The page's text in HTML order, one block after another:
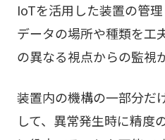
IoTを活用した装置の管
データの場所や種類を工
の異なる視点からの監視
装置内の機構の一部分だ
して、異常発生時に精度